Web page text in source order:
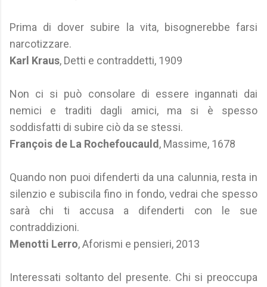
Prima di dover subire la vita, bisognerebbe farsi
narcotizzare.
Karl Kraus, Detti e contraddetti, 1909
Non ci si può consolare di essere ingannati dai
nemici e traditi dagli amici, ma si è spesso
soddisfatti di subire ciò da se stessi.
François de La Rochefoucauld , Massime, 1678
Quando non puoi difenderti da una calunnia, resta in
silenzio e subiscila fino in fondo, vedrai che spesso
sarà chi ti accusa a difenderti con le sue
contraddizioni.
Menotti Lerro, Aforismi e pensieri, 2013
Interessati soltanto del presente. Chi si preoccupa